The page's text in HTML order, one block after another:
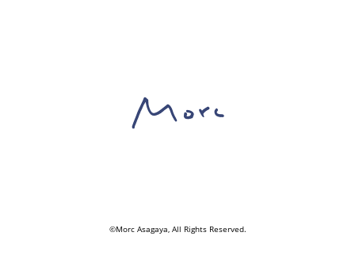
©Morc Asagaya, All Rights Reserved.